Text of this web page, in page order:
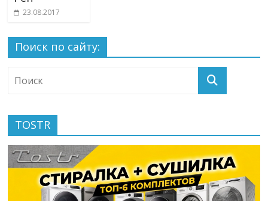
23.08.2017
Поиск по сайту:
TOSTR